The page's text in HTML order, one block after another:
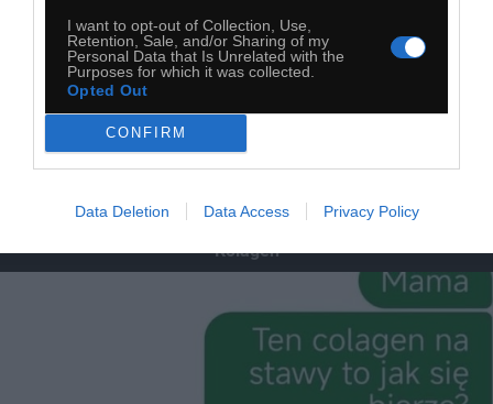
I want to opt-out of Collection, Use,
Retention, Sale, and/or Sharing of my
Personal Data that Is Unrelated with the
Purposes for which it was collected.
Opted Out
CONFIRM
Data Deletion Data Access Privacy Policy
Kolagen